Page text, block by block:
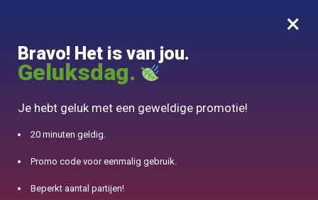
0
10% aangeboden voor 50€ aankopen met DJINN-code10
klei
FILTERS TONEN
×
Bravo! Het is van jou.
Geluksdag.
Je hebt geluk met een geweldige promotie!
20 minuten geldig.
Promo code voor eenmalig gebruik.
Beperkt aantal partijen!